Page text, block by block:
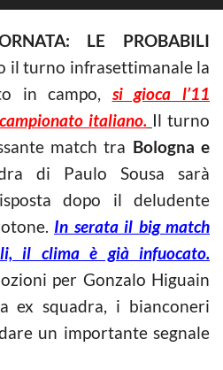
LE PROBABILI
il turno infrasettimanale la
in campo, si gioca l’11
italiano. Il turno
match tra Bologna e
di Paulo Sousa sarà
dopo il deludente
In serata il big match
il clima è già infuocato.
per Gonzalo Higuain
ex squadra, i bianconeri
un importante segnale